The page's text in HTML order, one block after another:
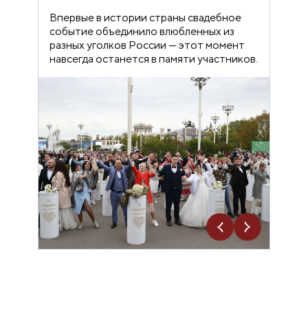
Впервые в истории страны свадебное
событие объединило влюбленных из
разных уголков России — этот момент
навсегда останется в памяти участников.